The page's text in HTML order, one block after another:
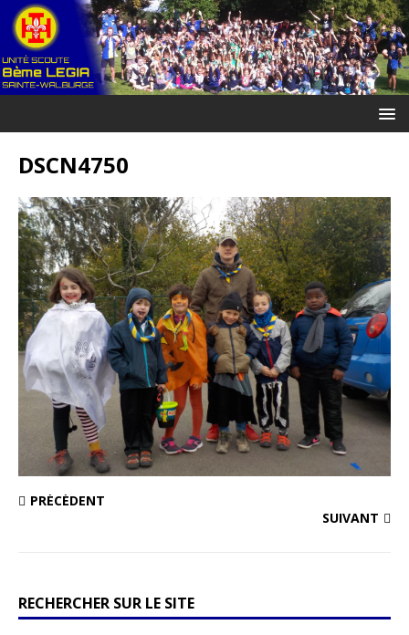
DSCN4750
PRÉCÉDENT
SUIVANT
RECHERCHER SUR LE SITE